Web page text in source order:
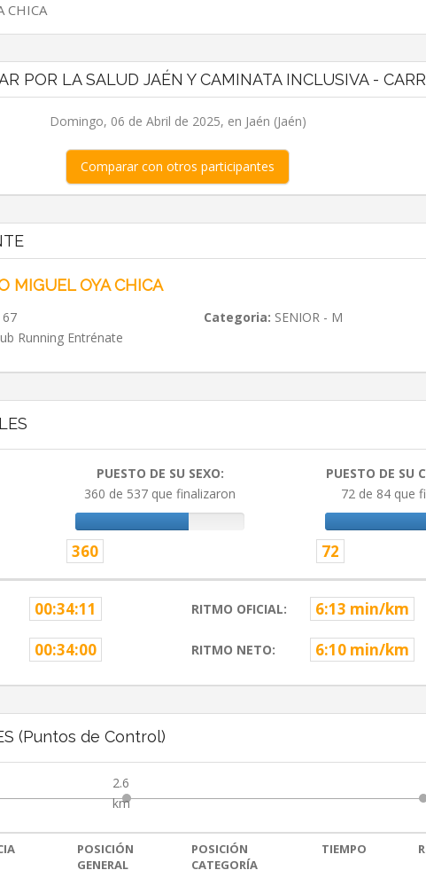
CHICA
POR LA SALUD JAÉN Y CAMINATA INCLUSIVA -
Domingo, 06 de Abril de 2025, en Jaén (Jaén)
Comparar con otros participantes
MIGUEL OYA CHICA
67 Categoria: SENIOR - M
Running Entrénate
PUESTO DE SU SEXO:
360 de 537 que finalizaron
360
PUESTO DE SU
72 de 84 que
72
00:34:11 RITMO OFICIAL: 6:13 min/km
00:34:00 RITMO NETO: 6:10 min/km
(Puntos de Control)
2.6
km
POSICIÓN
GENERAL
POSICIÓN
CATEGORÍA
TIEMPO